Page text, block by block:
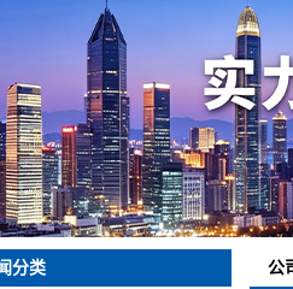
分类 公